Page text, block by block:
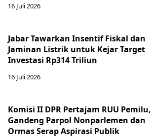
16 Juli 2026
Jabar Tawarkan Insentif Fiskal dan
Jaminan Listrik untuk Kejar Target
Investasi Rp314 Triliun
16 Juli 2026
Komisi II DPR Pertajam RUU Pemilu,
Gandeng Parpol Nonparlemen dan
Ormas Serap Aspirasi Publik